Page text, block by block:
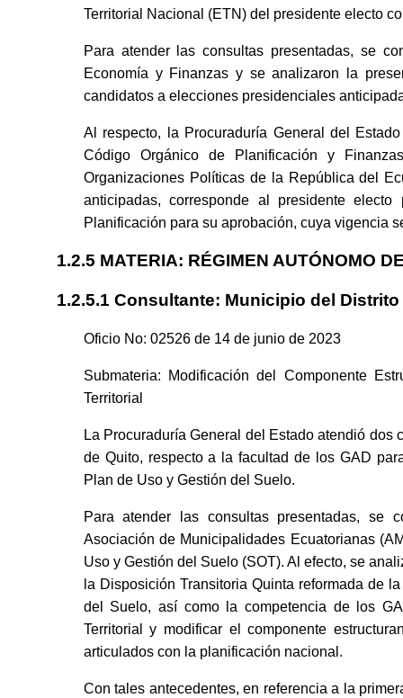
Territorial Nacional (ETN) del presidente electo
Para atender las consultas presentadas, se
Economía y Finanzas y se analizaron la
candidatos a elecciones presidenciales
Al respecto, la Procuraduría General del
Código Orgánico de Planificación y
Organizaciones Políticas de la República del
anticipadas, corresponde al presidente
Planificación para su aprobación, cuya vigencia
1.2.5 MATERIA: RÉGIMEN AUTÓNOMO
1.2.5.1 Consultante: Municipio del
Oficio No: 02526 de 14 de junio de 2023
Submateria: Modificación del Componente
Territorial
La Procuraduría General del Estado atendió
de Quito, respecto a la facultad de los GAD
Plan de Uso y Gestión del Suelo.
Para atender las consultas presentadas, se
Asociación de Municipalidades Ecuatorianas
Uso y Gestión del Suelo (SOT). Al efecto, se
la Disposición Transitoria Quinta reformada de
del Suelo, así como la competencia de los
Territorial y modificar el componente
articulados con la planificación nacional.
Con tales antecedentes, en referencia a la